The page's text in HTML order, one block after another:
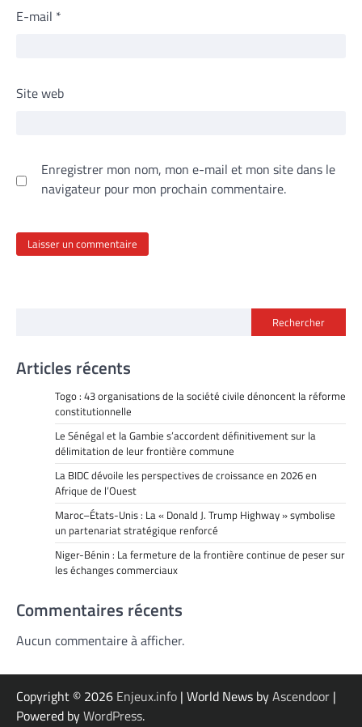
E-mail *
Site web
Enregistrer mon nom, mon e-mail et mon site dans le
navigateur pour mon prochain commentaire.
Rechercher
Articles récents
Togo : 43 organisations de la société civile dénoncent la réforme
constitutionnelle
Le Sénégal et la Gambie s’accordent définitivement sur la
délimitation de leur frontière commune
La BIDC dévoile les perspectives de croissance en 2026 en
Afrique de l’Ouest
Maroc–États-Unis : La « Donald J. Trump Highway » symbolise
un partenariat stratégique renforcé
Niger-Bénin : La fermeture de la frontière continue de peser sur
les échanges commerciaux
Commentaires récents
Aucun commentaire à afficher.
Copyright © 2026 Enjeux.info | World News byAscendoor |
Powered byWordPress.